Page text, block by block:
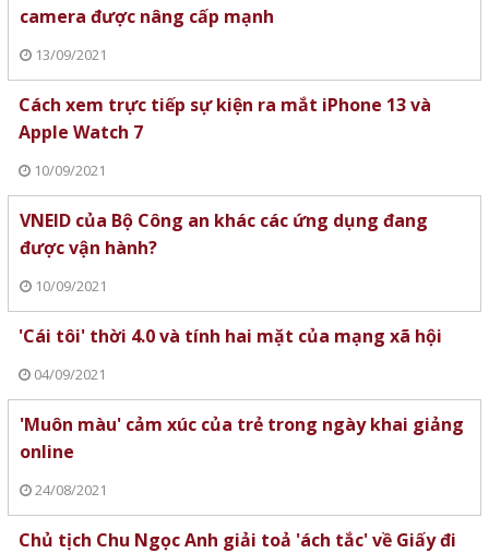
camera được nâng cấp mạnh
13/09/2021
Cách xem trực tiếp sự kiện ra mắt iPhone 13 và
Apple Watch 7
10/09/2021
VNEID của Bộ Công an khác các ứng dụng đang
được vận hành?
10/09/2021
'Cái tôi' thời 4.0 và tính hai mặt của mạng xã hội
04/09/2021
'Muôn màu' cảm xúc của trẻ trong ngày khai giảng
online
24/08/2021
Chủ tịch Chu Ngọc Anh giải toả 'ách tắc' về Giấy đi